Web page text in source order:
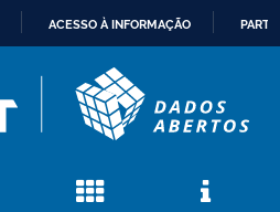
CONTEÚDO
ACESSO À INFORMAÇÃO